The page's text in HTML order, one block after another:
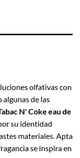
olfativas con
algunas de las
N' Coke eau de
su identidad
materiales. Apta
se inspira en